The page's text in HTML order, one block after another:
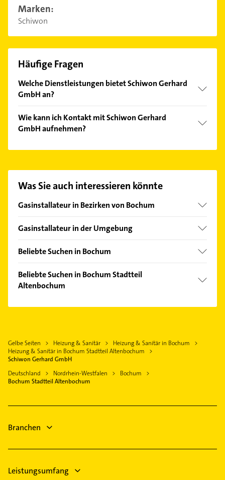
Marken:
Schiwon
Häufige Fragen
Welche Dienstleistungen bietet Schiwon Gerhard
GmbH an?
Abflussreinigung, Badsanierung,
Feuchtigkeitsmessung, Gasleitungsverfüllung und
Wie kann ich Kontakt mit Schiwon Gerhard
GmbH aufnehmen?
Kontaktmöglichkeiten wie Adresse oder Mail in
finden Sie alleKontaktdaten.
Was Sie auch interessieren könnte
Gasinstallateur in Bezirken von Bochum
Bezirk Bochum-Wattenscheid
Grumme
Hofstede
Langendreer
Weitmar
Werne
Wiemelhausen
Gasinstallateur in der Umgebung
Witten
Hattingen Ruhr
Castrop-Rauxel
Herten Westfalen
Herdecke
Dortmund
Beliebte Suchen in Bochum
Rohrreinigung
Kanalreinigung
Putzfrau
Gebäudereinigung
Zahnarzt
Rechtsanwalt
Beliebte Suchen in Bochum Stadtteil
Altenbochum
Zahnarzt
Rechtsanwalt
Steuerberater
Krankengymnastik
Gelbe Seiten Heizung & Sanitär
Heizung & Sanitär in Bochum
Heizung & Sanitär in Bochum Stadtteil Altenbochum
Schiwon Gerhard GmbH
Deutschland
Nordrhein-Westfalen
Bochum
Bochum Stadtteil Altenbochum
Branchen
Leistungsumfang